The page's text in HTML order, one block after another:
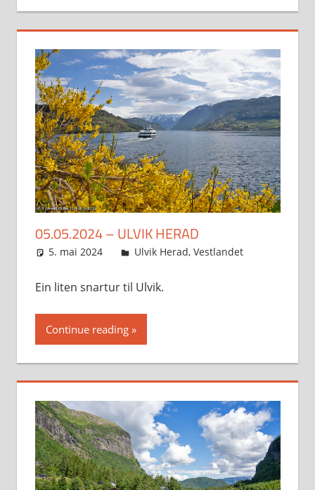
05.05.2024 – ULVIK HERAD
5. mai 2024 Svein
Ulvik Herad, Vestlandet
Ein liten snartur til Ulvik.
Continue reading